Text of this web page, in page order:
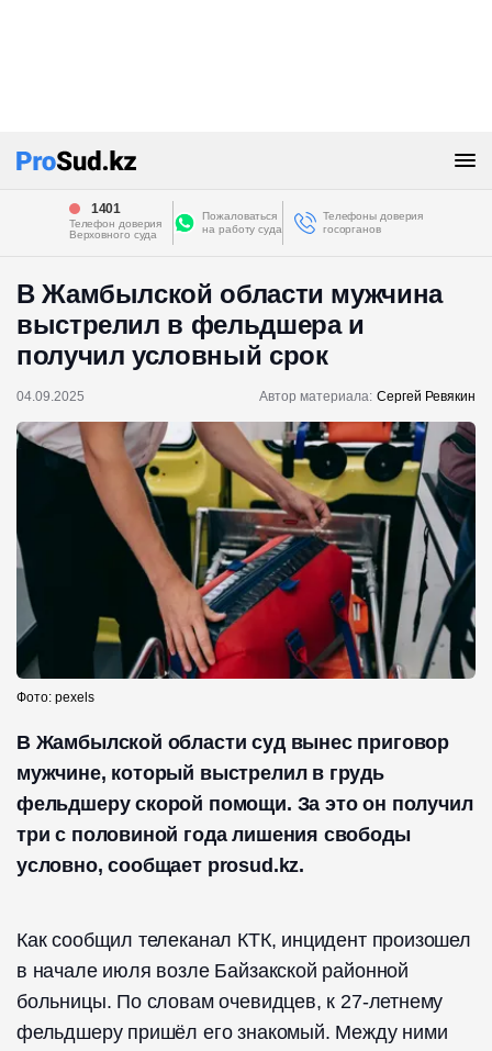
1401
Телефон доверия
Верховного суда
Пожаловаться
на работу суда
Телефоны доверия
госорганов
В Жамбылской области мужчина
выстрелил в фельдшера и
получил условный срок
04.09.2025 Автор материала: Сергей Ревякин
Фото: pexels
В Жамбылской области суд вынес приговор
мужчине, который выстрелил в грудь
фельдшеру скорой помощи. За это он получил
три с половиной года лишения свободы
условно, сообщает prosud.kz.
Как сообщил телеканал КТК, инцидент произошел
в начале июля возле Байзакской районной
больницы. По словам очевидцев, к 27-летнему
фельдшеру пришёл его знакомый. Между ними